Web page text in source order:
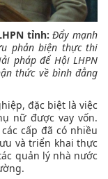
tỉnh:Đẩy mạnh
phản biện thực thi
pháp để Hội LHPN
thức về bình đẳng
đặc biệt là việc
nữ được vay vốn.
cấp đã có nhiều
và triển khai thực
quản lý nhà nước